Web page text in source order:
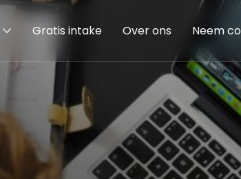
Gratis intake Over ons Neem